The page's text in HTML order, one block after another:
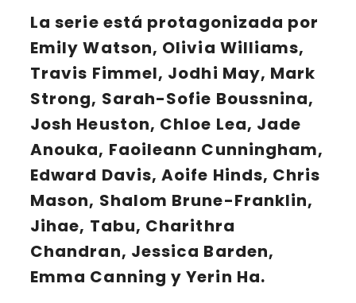
La serie está protagonizada por
Emily Watson, Olivia Williams,
Travis Fimmel, Jodhi May, Mark
Strong, Sarah-Sofie Boussnina,
Josh Heuston, Chloe Lea, Jade
Anouka, Faoileann Cunningham,
Edward Davis, Aoife Hinds, Chris
Mason, Shalom Brune-Franklin,
Jihae, Tabu, Charithra
Chandran, Jessica Barden,
Emma Canning y Yerin Ha.